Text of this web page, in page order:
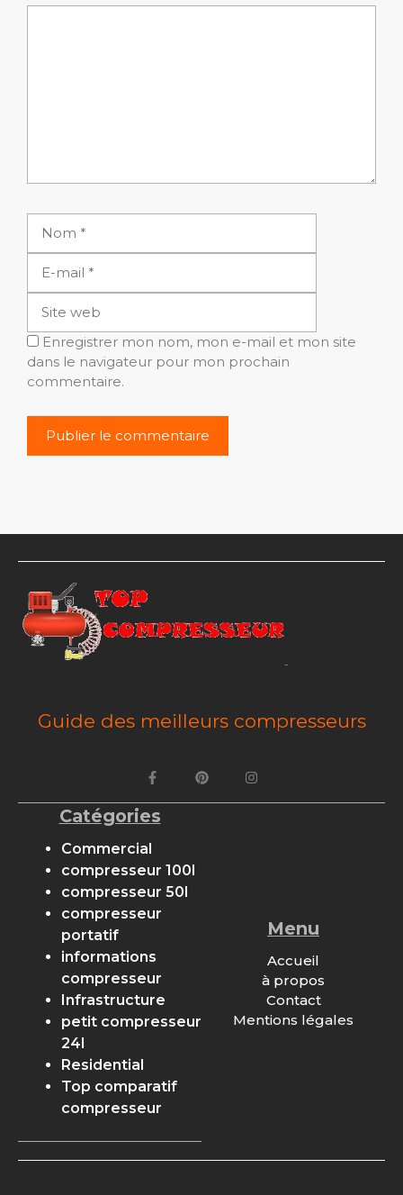
Enregistrer mon nom, mon e-mail et mon site
dans le navigateur pour mon prochain
commentaire.
Guide des meilleurs compresseurs
Catégories
Commercial
compresseur 100l
compresseur 50l
compresseur
portatif
informations
compresseur
Infrastructure
petit compresseur
24l
Residential
Top comparatif
compresseur
Menu
Accueil
à propos
Contact
Mentions légales